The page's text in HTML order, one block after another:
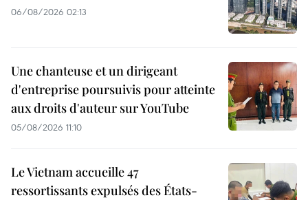
06/08/2026 02:13
Une chanteuse et un dirigeant
d'entreprise poursuivis pour atteinte
aux droits d'auteur sur YouTube
05/08/2026 11:10
Le Vietnam accueille 47
ressortissants expulsés des États-